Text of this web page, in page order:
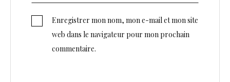
Enregistrer mon nom, mon e-mail et mon site
web dans le navigateur pour mon prochain
commentaire.